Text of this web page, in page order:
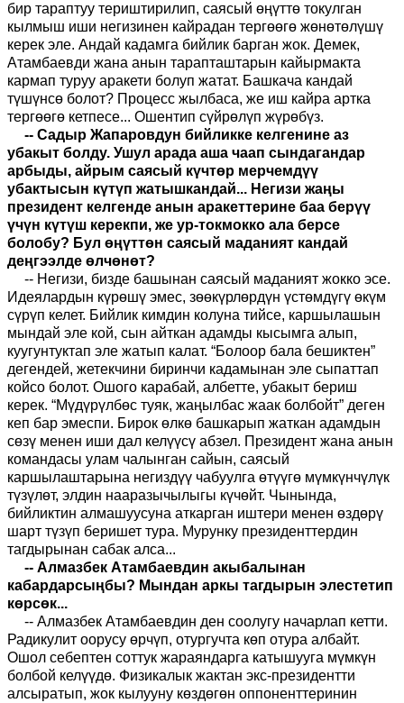
бир тараптуу териштирилип, саясый өңүттө токулган
кылмыш иши негизинен кайрадан тергөөгө жөнөтөлүшү
керек эле. Андай кадамга бийлик барган жок. Демек,
Атамбаевди жана анын тарапташтарын кайырмакта
кармап туруу аракети болуп жатат. Башкача кандай
түшүнсө болот? Процесс жылбаса, же иш кайра артка
тергөөгө кетпесе... Ошентип сүйрөлүп жүрөбүз.
-- Садыр Жапаровдун бийликке келгенине аз
убакыт болду. Ушул арада аша чаап сындагандар
арбыды, айрым саясый күчтөр мерчемдүү
убактысын күтүп жатышкандай... Негизи жаңы
президент келгенде анын аракеттерине баа берүү
үчүн күтүш керекпи, же ур-токмокко ала берсе
болобу? Бул өңүттөн саясый маданият кандай
деңгээлде өлчөнөт?
-- Негизи, бизде башынан саясый маданият жокко эсе.
Идеялардын күрөшү эмес, зөөкүрлөрдүн үстөмдүгү өкүм
сүрүп келет. Бийлик кимдин колуна тийсе, каршылашын
мындай эле кой, сын айткан адамды кысымга алып,
куугунтуктап эле жатып калат. “Болоор бала бешиктен”
дегендей, жетекчини биринчи кадамынан эле сыпаттап
койсо болот. Ошого карабай, албетте, убакыт бериш
керек. “Мүдүрүлбөс туяк, жаңылбас жаак болбойт” деген
кеп бар эмеспи. Бирок өлкө башкарып жаткан адамдын
сөзү менен иши дал келүүсү абзел. Президент жана анын
командасы улам чалынган сайын, саясый
каршылаштарына негиздүү чабуулга өтүүгө мүмкүнчүлүк
түзүлөт, элдин нааразычылыгы күчөйт. Чынында,
бийликтин алмашуусуна аткарган иштери менен өздөрү
шарт түзүп беришет тура. Мурунку президенттердин
тагдырынан сабак алса...
-- Алмазбек Атамбаевдин акыбалынан
кабардарсыңбы? Мындан аркы тагдырын элестетип
көрсөк...
-- Алмазбек Атамбаевдин ден соолугу начарлап кетти.
Радикулит оорусу өрчүп, отургучта көп отура албайт.
Ошол себептен соттук жараяндарга катышууга мүмкүн
болбой келүүдө. Физикалык жактан экс-президентти
алсыратып, жок кылууну көздөгөн оппоненттеринин